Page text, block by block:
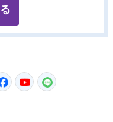
Facebook
YouTube